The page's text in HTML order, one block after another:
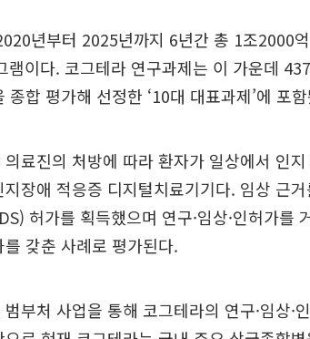
년부터 2025년까지 6년간 총 1조2000
램이다. 코그테라 연구과제는 이 가운데
종합 평가해 선정한 ‘10대 대표과제’에 포
의료진의 처방에 따라 환자가 일상에서 인
지장애 적응증 디지털치료기기다. 임상 근
허가를 획득했으며 연구·임상·인허가를
를 갖춘 사례로 평가된다.
부처 사업을 통해 코그테라의 연구·임상·